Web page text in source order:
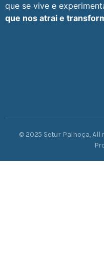
que se vive e
que nos atrai e
© 2025 Setur Palhoça, All